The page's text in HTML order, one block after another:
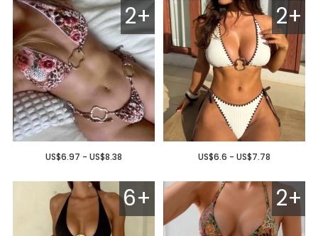
2+
US$6.6 - US$7.78
2+
US$6.97 - US$8.38
2+
6+